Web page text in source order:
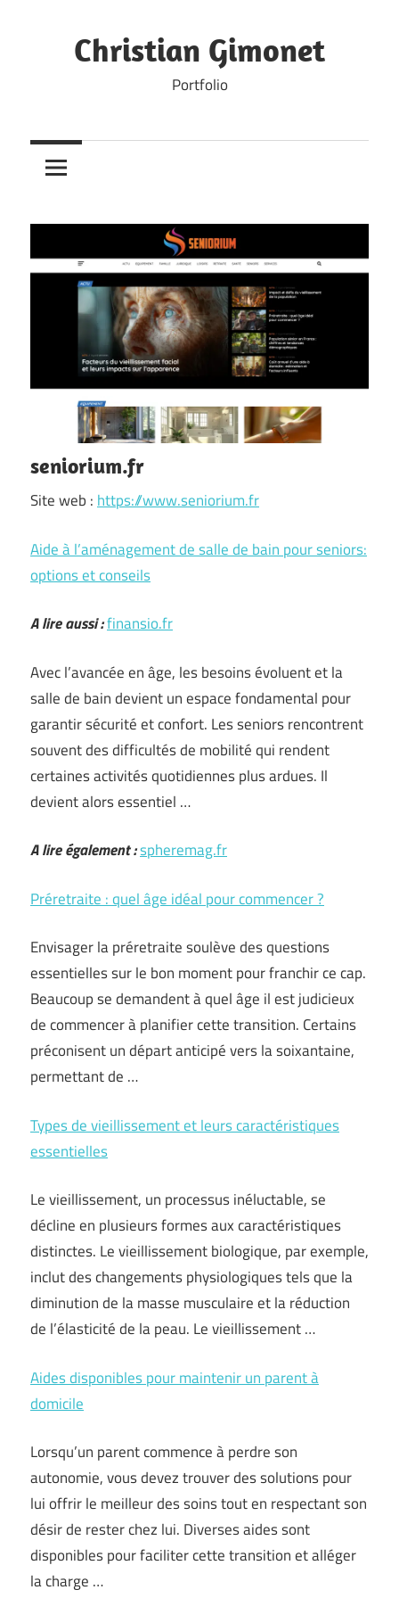
contentChristian Gimonet
Portfolio
seniorium.fr
Site web : https://www.seniorium.fr
Aide à l’aménagement de salle de bain pour seniors:
options et conseils
A lire aussi :finansio.fr
Avec l’avancée en âge, les besoins évoluent et la
salle de bain devient un espace fondamental pour
garantir sécurité et confort. Les seniors rencontrent
souvent des difficultés de mobilité qui rendent
certaines activités quotidiennes plus ardues. Il
devient alors essentiel …
A lire également :spheremag.fr
Préretraite : quel âge idéal pour commencer ?
Envisager la préretraite soulève des questions
essentielles sur le bon moment pour franchir ce cap.
Beaucoup se demandent à quel âge il est judicieux
de commencer à planifier cette transition. Certains
préconisent un départ anticipé vers la soixantaine,
permettant de …
Types de vieillissement et leurs caractéristiques
essentielles
Le vieillissement, un processus inéluctable, se
décline en plusieurs formes aux caractéristiques
distinctes. Le vieillissement biologique, par exemple,
inclut des changements physiologiques tels que la
diminution de la masse musculaire et la réduction
de l’élasticité de la peau. Le vieillissement …
Aides disponibles pour maintenir un parent à
domicile
Lorsqu’un parent commence à perdre son
autonomie, vous devez trouver des solutions pour
lui offrir le meilleur des soins tout en respectant son
désir de rester chez lui. Diverses aides sont
disponibles pour faciliter cette transition et alléger
la charge …